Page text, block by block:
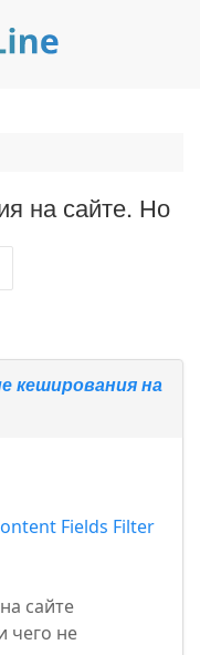
на сайте. Но
кеширования на
Fields Filter
сайте
чего не